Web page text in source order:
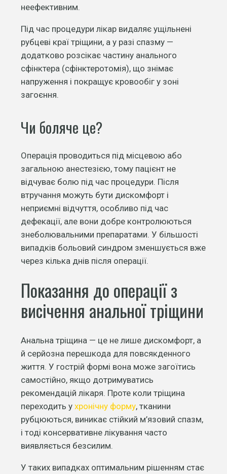
неефективним.
Під час процедури лікар видаляє ущільнені
рубцеві краї тріщини, а у разі спазму —
додатково розсікає частину анального
сфінктера (сфінктеротомія), що знімає
напруження і покращує кровообіг у зоні
загоєння.
Чи боляче це?
Операція проводиться під місцевою або
загальною анестезією, тому пацієнт не
відчуває болю під час процедури. Після
втручання можуть бути дискомфорт і
неприємні відчуття, особливо під час
дефекації, але вони добре контролюються
знеболювальними препаратами. У більшості
випадків больовий синдром зменшується вже
через кілька днів після операції.
Показання до операції з
висічення анальної тріщини
Анальна тріщина — це не лише дискомфорт, а
й серйозна перешкода для повсякденного
життя. У гострій формі вона може загоїтись
самостійно, якщо дотримуватись
рекомендацій лікаря. Проте коли тріщина
переходить у хронічну форму, тканини
рубцюються, виникає стійкий м’язовий спазм,
і тоді консервативне лікування часто
виявляється безсилим.
У таких випадках оптимальним рішенням стає